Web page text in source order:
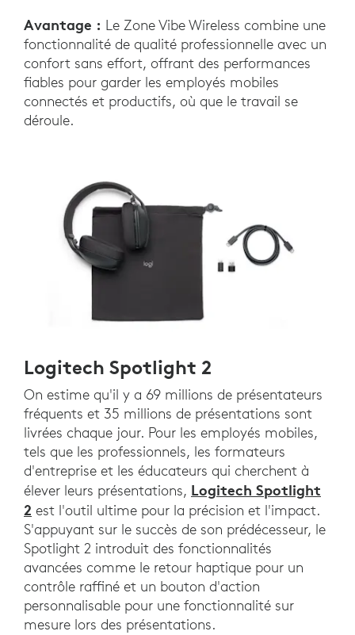
Avantage : Le Zone Vibe Wireless combine une
fonctionnalité de qualité professionnelle avec un
confort sans effort, offrant des performances
fiables pour garder les employés mobiles
connectés et productifs, où que le travail se
déroule.
Logitech Spotlight 2
On estime qu'il y a 69 millions de présentateurs
fréquents et 35 millions de présentations sont
livrées chaque jour. Pour les employés mobiles,
tels que les professionnels, les formateurs
d'entreprise et les éducateurs qui cherchent à
élever leurs présentations, Logitech Spotlight
2 est l'outil ultime pour la précision et l'impact.
S'appuyant sur le succès de son prédécesseur, le
Spotlight 2 introduit des fonctionnalités
avancées comme le retour haptique pour un
contrôle raffiné et un bouton d'action
personnalisable pour une fonctionnalité sur
mesure lors des présentations.